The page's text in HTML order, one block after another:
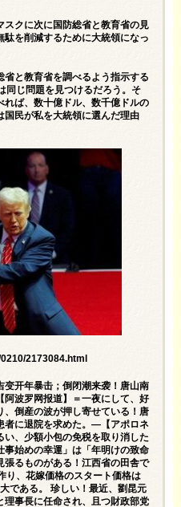
スクに次に国防総省と教育省の見
を削減するために大統領になっ
省と教育省を調べるよう指示する
同じ問題を見つけるだろう。そ
れば、数十億ドル、数千億ドルの
国民が私を大統領に選んだ理由
2173084.html
开年暴击；倒闭潮来袭！唐山南
波罗网报道】＝一夜にして、好
、倒産の波が押し寄せている！唐
者に退院を求めた。—【アポロネ
い、少額小包の免税を取り消した
事始めの幸運」は「年明けの致命
張るものがある！江西省の田舎で
り、花嫁価格のスタート価格は
である。 珍しい！最近、劉昆元
理事長に任命され、且つ財政部党